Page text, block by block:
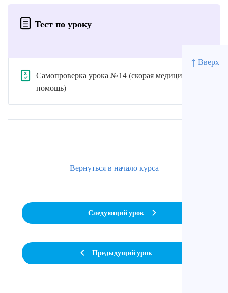
↑ Вверх
Тест по уроку
Самопроверка урока №14 (скорая медицинская
помощь)
Предыдущий урок
Вернуться в начало курса
Следующий урок